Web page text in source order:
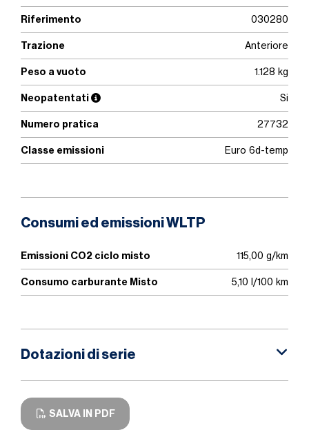
Riferimento 030280
Trazione Anteriore
Peso a vuoto 1.128 kg
Neopatentati Si
Numero pratica 27732
Classe emissioni Euro 6d-temp
Consumi ed emissioni WLTP
Emissioni CO2 ciclo misto 115,00 g/km
Consumo carburante Misto 5,10 l/100 km
Dotazioni di serie
SALVA IN PDF